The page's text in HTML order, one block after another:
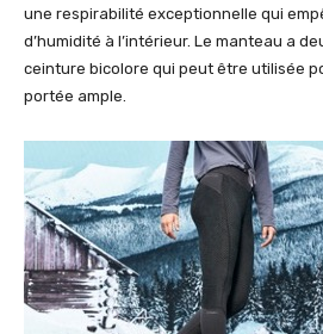
une respirabilité exceptionnelle qui
d’humidité à l’intérieur. Le manteau a
ceinture bicolore qui peut être utilisée
portée ample.